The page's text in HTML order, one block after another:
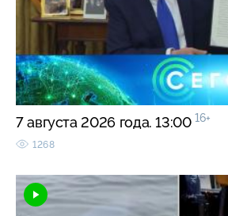
7 августа 2026 года. 13:00 16+
1268